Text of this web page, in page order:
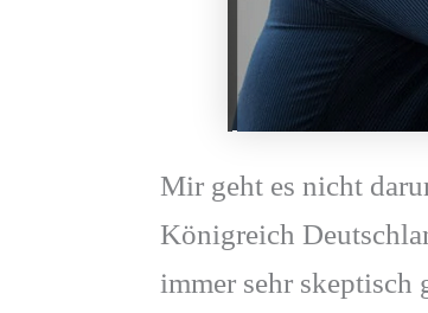
Mir geht es nicht
Königreich
immer sehr skeptisch